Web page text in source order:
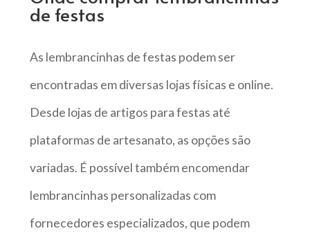
de festas
As lembrancinhas de festas podem ser
encontradas em diversas lojas físicas e online.
Desde lojas de artigos para festas até
plataformas de artesanato, as opções são
variadas. É possível também encomendar
lembrancinhas personalizadas com
fornecedores especializados, que podem